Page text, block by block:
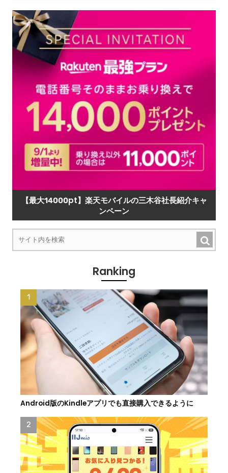
【最大14000pt】楽天モバイルの三木谷社長紹介キャ
ンペーン
Ranking
Android版のKindleアプリでも直接購入できるように